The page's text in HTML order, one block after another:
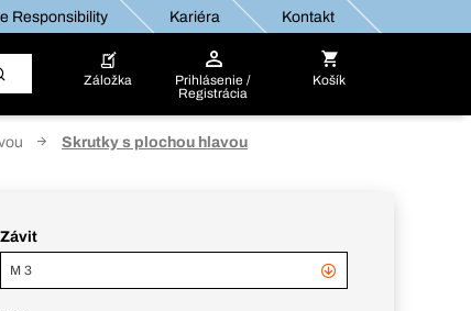
Responsibility Kariéra Kontakt
Záložka
Prihlásenie /
Registrácia
Košík
Skrutky s plochou hlavou
Závit
M 3